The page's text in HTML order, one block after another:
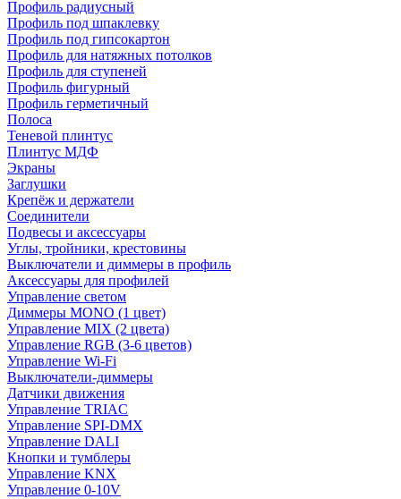
Профиль радиусный
Профиль под шпаклевку
Профиль под гипсокартон
Профиль для натяжных потолков
Профиль для ступеней
Профиль фигурный
Профиль герметичный
Полоса
Теневой плинтус
Плинтус МДФ
Экраны
Заглушки
Крепёж и держатели
Соединители
Подвесы и аксессуары
Углы, тройники, крестовины
Выключатели и диммеры в профиль
Аксессуары для профилей
Управление светом
Диммеры MONO (1 цвет)
Управление MIX (2 цвета)
Управление RGB (3-6 цветов)
Управление Wi-Fi
Выключатели-диммеры
Датчики движения
Управление TRIAC
Управление SPI-DMX
Управление DALI
Кнопки и тумблеры
Управление KNX
Управление 0-10V